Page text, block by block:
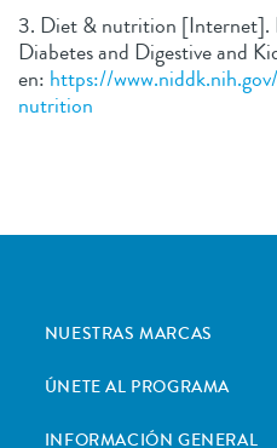
3. Diet & nutrition
Diabetes and Digestive and
en: https://
nutrition
NUESTRAS MARCAS
ÚNETE AL PROGRAMA
INFORMACIÓN GENERAL